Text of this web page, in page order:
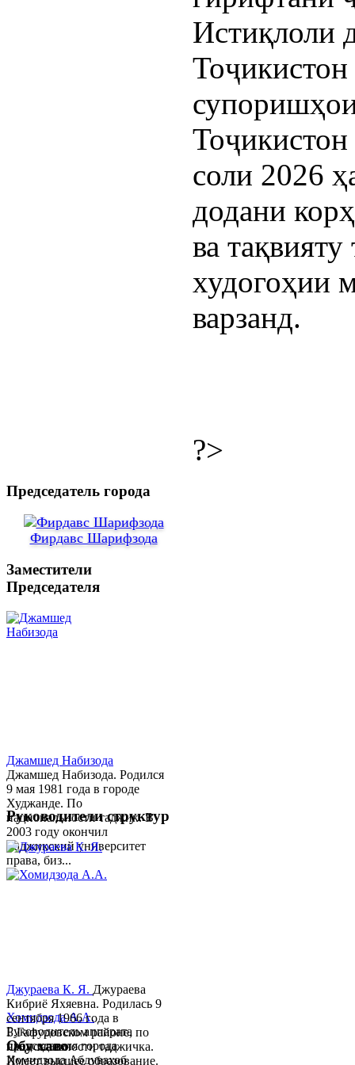
Истиқлоли
Тоҷикистон
соли 2026
додани
ва
худогоҳии
варзанд.
?>
Председатель города
Фирдавс Шарифзода
Заместители
Председателя
Джамшед Набизода
Джамшед Набизода. Родился
9 мая 1981 года в городе
Худжанде. По
национальности таджик. В
2003 году окончил
Таджикский университет
права, биз...
Хомидзода А.А.
Руководитель аппарата
председателя города
Хомидзода Абдувахоб
Руководители структур
Джураева К. Я. Джураева
Кибриё Яхяевна. Родилась 9
сентября 1966 года в
Б.Гафуровском районе, по
национальности таджичка.
Имеет высшее образование.
Обу хаво